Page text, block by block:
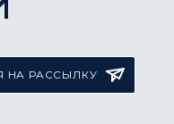
НА РАССЫЛКУ